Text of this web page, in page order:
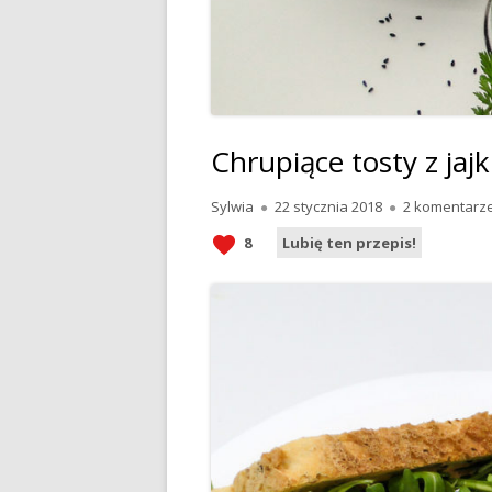
Chrupiące tosty z
Autor
Sylwia Opublikowano
22 stycznia 2018 2
8
Lubię ten przepis!